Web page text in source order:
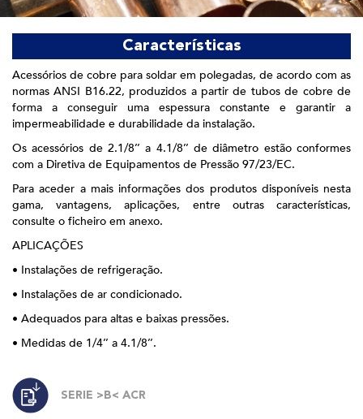
Características
Acessórios de cobre para soldar em polegadas, de acordo com as
normas ANSI B16.22, produzidos a partir de tubos de cobre de
forma a conseguir uma espessura constante e garantir a
impermeabilidade e durabilidade da instalação.
Os acessórios de 2.1/8’’ a 4.1/8’’ de diâmetro estão conformes
com a Diretiva de Equipamentos de Pressão 97/23/EC.
Para aceder a mais informações dos produtos disponíveis nesta
gama, vantagens, aplicações, entre outras características,
consulte o ficheiro em anexo.
APLICAÇÕES
• Instalações de refrigeração.
• Instalações de ar condicionado.
• Adequados para altas e baixas pressões.
• Medidas de 1/4’’ a 4.1/8’’.
SERIE >B< ACR